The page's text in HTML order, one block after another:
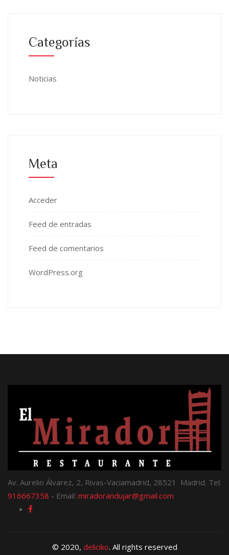
Categorías
Noticias
Meta
Acceder
Feed de entradas
Feed de comentarios
WordPress.org
Av. Aurelio Álvarez, 2, Rivas-Vaciamadrid, 28521 Madrid. Tel:
916667358 - Email: miradorandujar@gmail.com
© 2020, deliciko. All rights reserved